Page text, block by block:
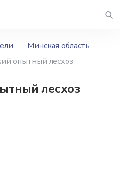
Минская область
опытный лесхоз
лесхоз